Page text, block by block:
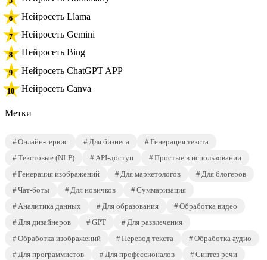
Нейросеть Llama
Нейросеть Gemini
Нейросеть Bing
Нейросеть ChatGPT APP
Нейросеть Canva
Метки
Онлайн-сервис Для бизнеса
Генерация текста
Текстовые (NLP)
API-доступ
Простые в использовании
Генерация изображений
Для маркетологов
Для блогеров
Чат-боты
Для новичков
Суммаризация
Аналитика данных
Для образования
Обработка видео
Для дизайнеров
GPT
Для развлечения
Обработка изображений
Перевод текста
Обработка аудио
Для программистов
Для профессионалов
Синтез речи